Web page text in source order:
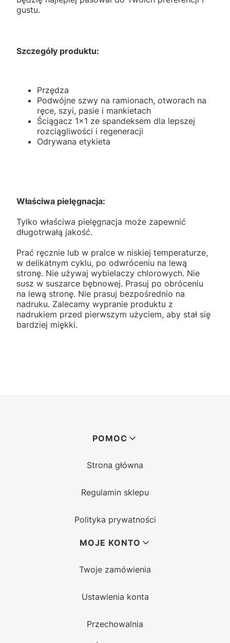
gustu.
Szczegóły produktu:
Przędza
Podwójne szwy na ramionach, otworach na
ręce, szyi, pasie i mankietach
Ściągacz 1x1 ze spandeksem dla lepszej
rozciągliwości i regeneracji
Odrywana etykieta
Właściwa pielęgnacja:
Tylko właściwa pielęgnacja może zapewnić
długotrwałą jakość.
Prać ręcznie lub w pralce w niskiej temperaturze,
w delikatnym cyklu, po odwróceniu na lewą
stronę. Nie używaj wybielaczy chlorowych. Nie
susz w suszarce bębnowej. Prasuj po obróceniu
na lewą stronę. Nie prasuj bezpośrednio na
nadruku. Zalecamy wypranie produktu z
nadrukiem przed pierwszym użyciem, aby stał się
bardziej miękki.
POMOC
Strona główna
Regulamin sklepu
Polityka prywatności
MOJE KONTO
Twoje zamówienia
Ustawienia konta
Przechowalnia